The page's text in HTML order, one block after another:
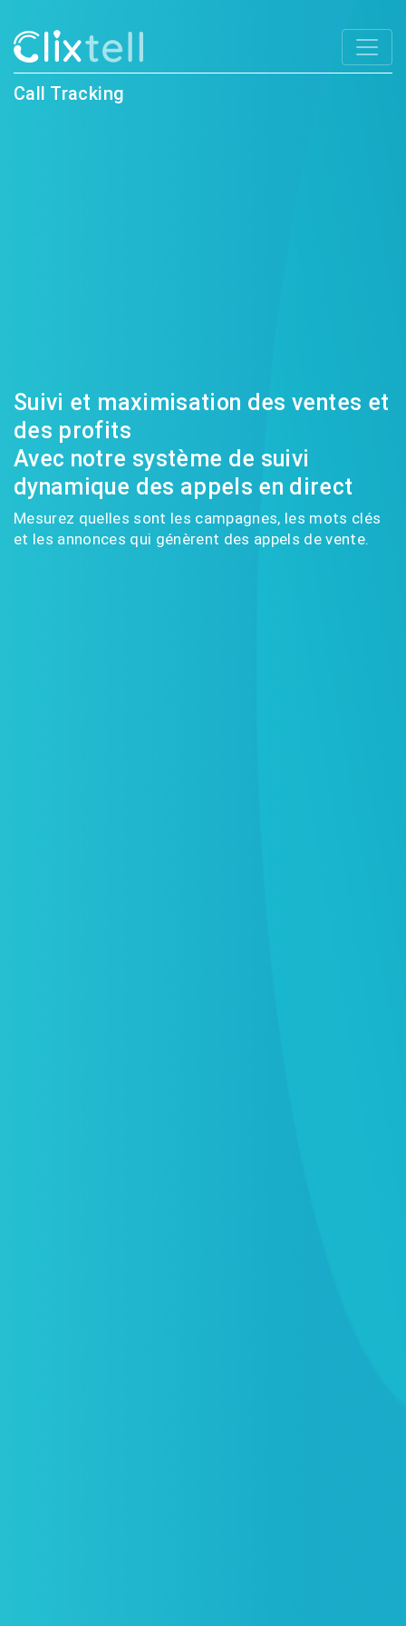
Call Tracking
Suivi et maximisation des ventes et
des profits
Avec notre système de suivi
dynamique des appels en direct
Mesurez quelles sont les campagnes, les mots clés
et les annonces qui génèrent des appels de vente.